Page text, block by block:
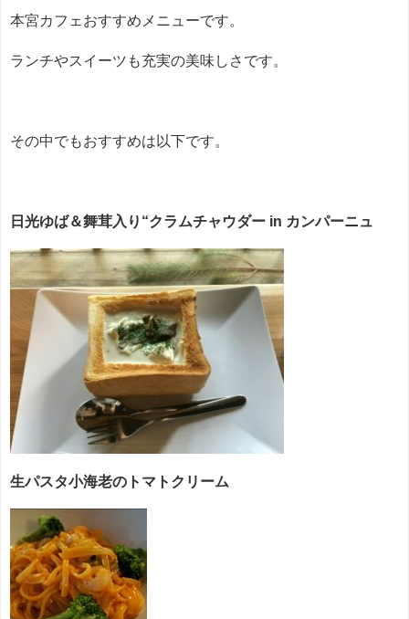
本宮カフェおすすめメニューです。
ランチやスイーツも充実の美味しさです。
その中でもおすすめは以下です。
日光ゆば＆舞茸入り“クラムチャウダー in カンパーニュ
生パスタ小海老のトマトクリーム